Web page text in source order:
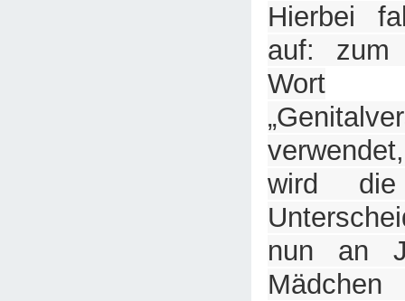
Hierbei
auf: zum
Wort
wird
nun an